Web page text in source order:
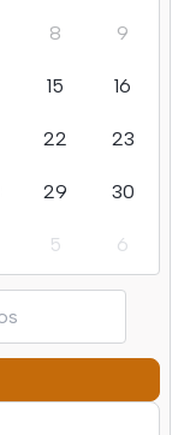
8 9
15 16
22 23
29 30
5 6